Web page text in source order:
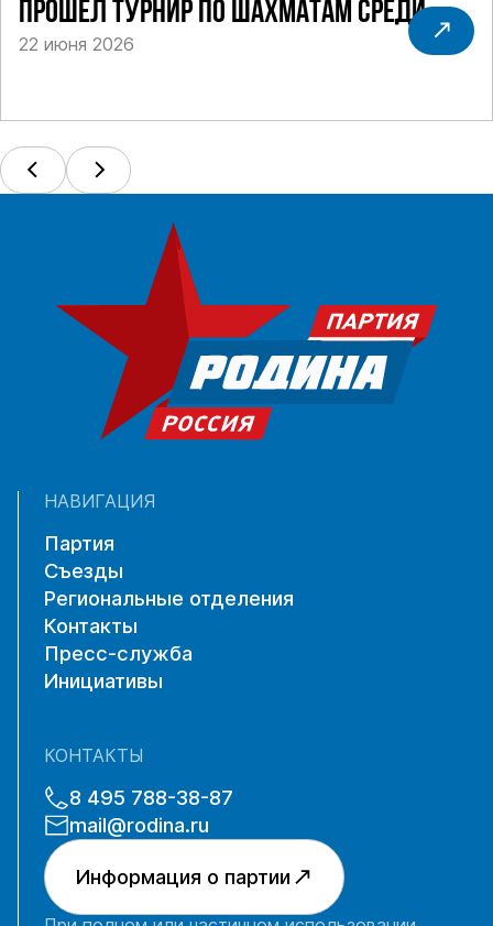
ПРОШЁЛ ТУРНИР ПО ШАХМАТАМ СРЕДИ
СИЛОВИКОВ
22 июня 2026
НАВИГАЦИЯ
Партия
Съезды
Региональные отделения
Контакты
Пресс-служба
Инициативы
КОНТАКТЫ
8 495 788-38-87
mail@rodina.ru
Информация о партии